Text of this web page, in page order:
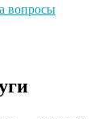
вопросы